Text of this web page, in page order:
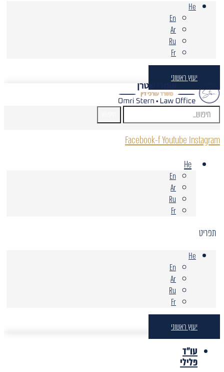
He
En
Ar
Ru
Fr
יעוץ ראשוני
Facebook-fYoutube Instagram
He
En
Ar
Ru
Fr
תפריט
He
En
Ar
Ru
Fr
יעוץ ראשוני
עו"ד
פלילי